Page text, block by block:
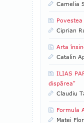
Camelia
Ciprian
Arta
Catalin
ILIAS
dispărea"
Claudiu
Formula
Matei